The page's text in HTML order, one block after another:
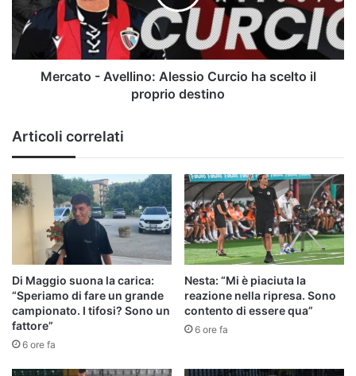
ha
scelto
proprio
destinoMercato - Avellino: Alessio Curcio ha scelto il
proprio destino
Articoli correlati
Di Maggio suona la carica:
“Speriamo di fare un grande
campionato. I tifosi? Sono un
fattore”
6 ore fa
Nesta: “Mi è piaciuta la
reazione nella ripresa. Sono
contento di essere qua”
6 ore fa